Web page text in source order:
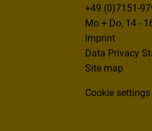
+49 (0)7151-
Mo + Do, 14 -
Imprint
Data Privacy
Site map
Cookie settings